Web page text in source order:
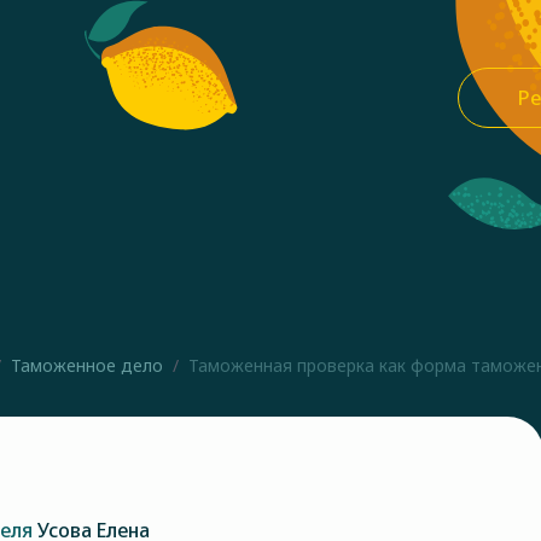
Таможенное дело Таможенная проверка как форма
Усова Елена